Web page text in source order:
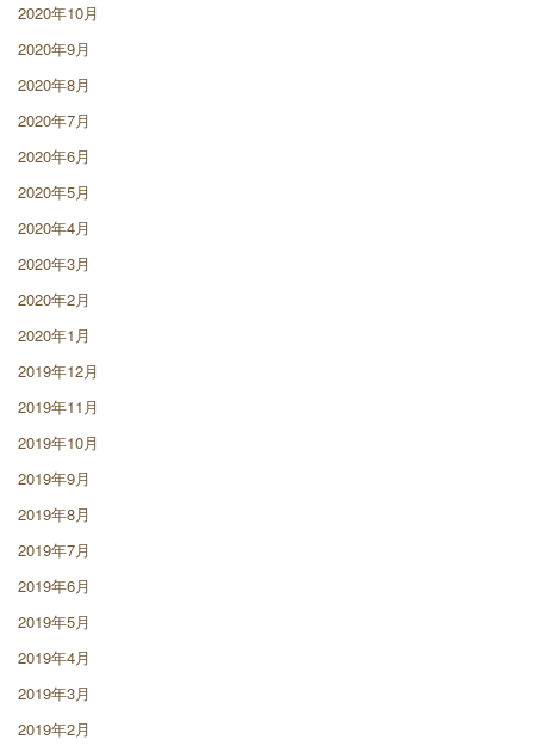
2020年10月
2020年9月
2020年8月
2020年7月
2020年6月
2020年5月
2020年4月
2020年3月
2020年2月
2020年1月
2019年12月
2019年11月
2019年10月
2019年9月
2019年8月
2019年7月
2019年6月
2019年5月
2019年4月
2019年3月
2019年2月